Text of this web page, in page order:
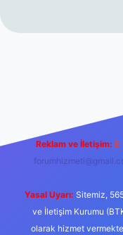
Reklam ve İletişim:
Yasal Uyarı: Sitemiz,
ve İletişim Kurumu
olarak hizmet